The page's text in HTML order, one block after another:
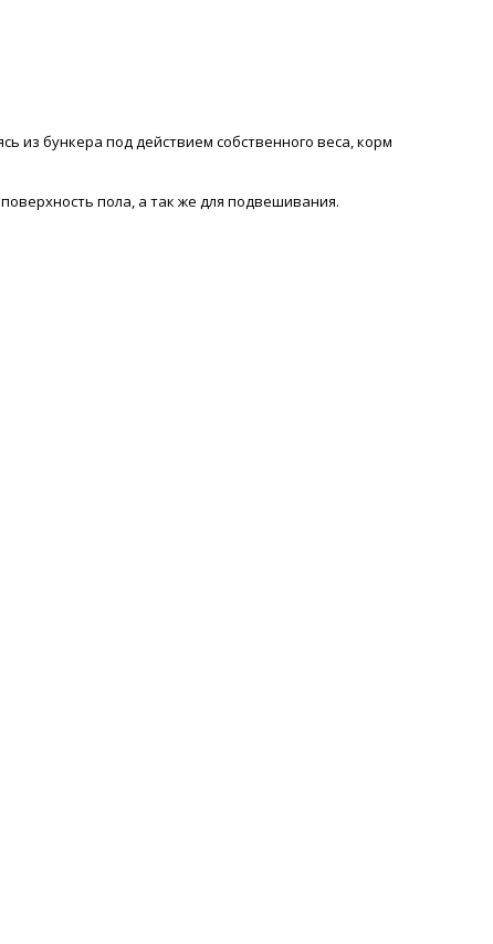
из бункера под действием собственного веса, корм
пола, а так же для подвешивания.